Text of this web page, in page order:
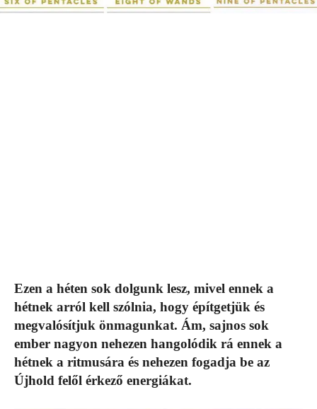
Ezen a héten sok dolgunk lesz, mivel ennek a
hétnek arról kell szólnia, hogy építgetjük és
megvalósítjuk önmagunkat. Ám, sajnos sok
ember nagyon nehezen hangolódik rá ennek a
hétnek a ritmusára és nehezen fogadja be az
Újhold felől érkező energiákat.